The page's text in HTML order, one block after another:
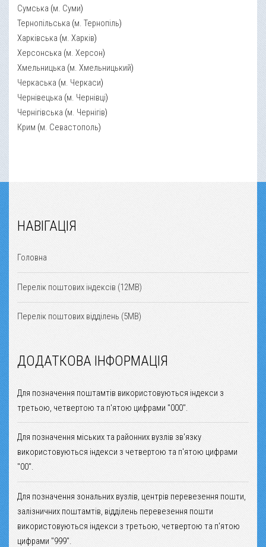
Сумська (м. Суми)
Тернопільська (м. Тернопіль)
Харківська (м. Харків)
Херсонська (м. Херсон)
Хмельницька (м. Хмельницький)
Черкаська (м. Черкаси)
Чернівецька (м. Чернівці)
Чернігівська (м. Чернігів)
Крим (м. Севастополь)
НАВІГАЦІЯ
Головна
Перелік поштових індексів (12MB)
Перелік поштових відділень (5MB)
ДОДАТКОВА ІНФОРМАЦІЯ
Для позначення поштамтів використовуються індекси з
третьою, четвертою та п'ятою цифрами "000".
Для позначення міських та районних вузлів зв'язку
використовуються індекси з четвертою та п'ятою цифрами
"00".
Для позначення зональних вузлів, центрів перевезення пошти,
залізничних поштамтів, відділень перевезення пошти
використовуються індекси з третьою, четвертою та п'ятою
цифрами "999".